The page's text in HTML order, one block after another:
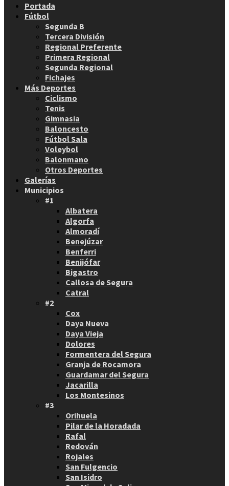
Portada
Fútbol
Segunda B
Tercera División
Regional Preferente
Primera Regional
Segunda Regional
Fichajes
Más Deportes
Ciclismo
Tenis
Gimnasia
Baloncesto
Fútbol Sala
Voleybol
Balonmano
Otros Deportes
Galerías
Municipios
#1
Albatera
Algorfa
Almoradí
Benejúzar
Benferri
Benijófar
Bigastro
Callosa de Segura
Catral
#2
Cox
Daya Nueva
Daya Vieja
Dolores
Formentera del Segura
Granja de Rocamora
Guardamar del Segura
Jacarilla
Los Montesinos
#3
Orihuela
Pilar de la Horadada
Rafal
Redován
Rojales
San Fulgencio
San Isidro